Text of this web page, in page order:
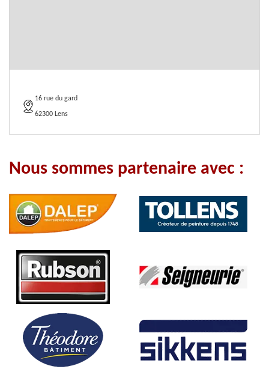
16 rue du gard
62300 Lens
Nous sommes partenaire avec :